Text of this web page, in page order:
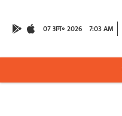
07 अग॰ 2026 7:03 AM